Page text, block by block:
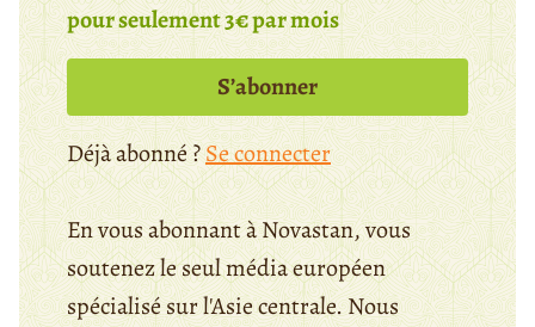
pour seulement 3€ par mois
S’abonner
Déjà abonné ?Se connecter
En vous abonnant à Novastan, vous
soutenez le seul média européen
spécialisé sur l'Asie centrale. Nous